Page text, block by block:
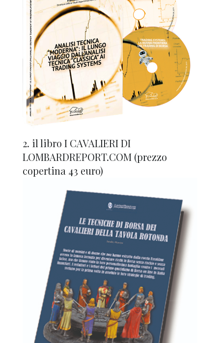
2. il libro I CAVALIERI DI
LOMBARDREPORT.COM (prezzo
copertina 43 euro)